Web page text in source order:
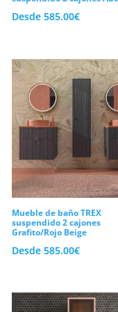
cualquier
un lado, los
en formato
por
su
diáfanos y
del suelo.
elimina
sistemas de
limpios y
Desde 585.00€
Mueble de baño TREX
suspendido 2 cajones
Grafito/Rojo Beige
Desde 585.00€